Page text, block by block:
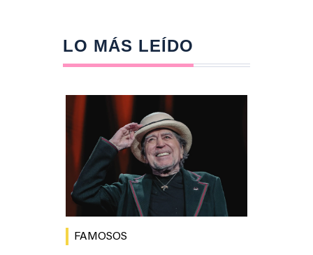
LO MÁS LEÍDO
FAMOSOS